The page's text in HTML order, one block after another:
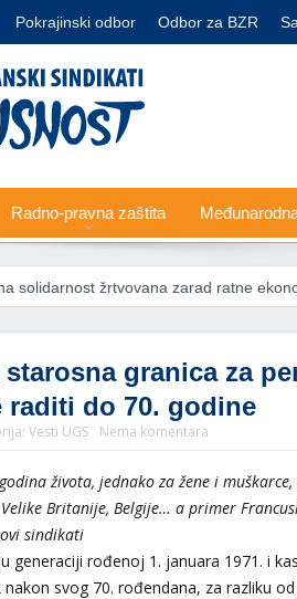
Pokrajinski odbor Odbor za BZR
Radno-pravna zaštita
zarad ratne ekonomije
granica za
raditi do 70. godine
Vesti UGS Nema komentara
života, jednako za žene i muškarce,
Britanije, Belgije… a primer
sindikati
generaciji rođenoj 1. januara 1971. i
svog 70. rođendana, za razliku